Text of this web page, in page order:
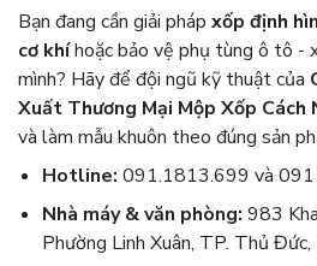
Bạn đang cần giải pháp xốp định
cơ khíhoặc bảo vệ phụ tùng ô tô -
mình? Hãy để đội ngũ kỹ thuật của
Xuất Thương Mại Mộp Xốp Cách
và làm mẫu khuôn theo đúng sản
Hotline: 091.1813.699 và
Nhà máy & văn phòng: 983
Phường Linh Xuân, TP. Thủ